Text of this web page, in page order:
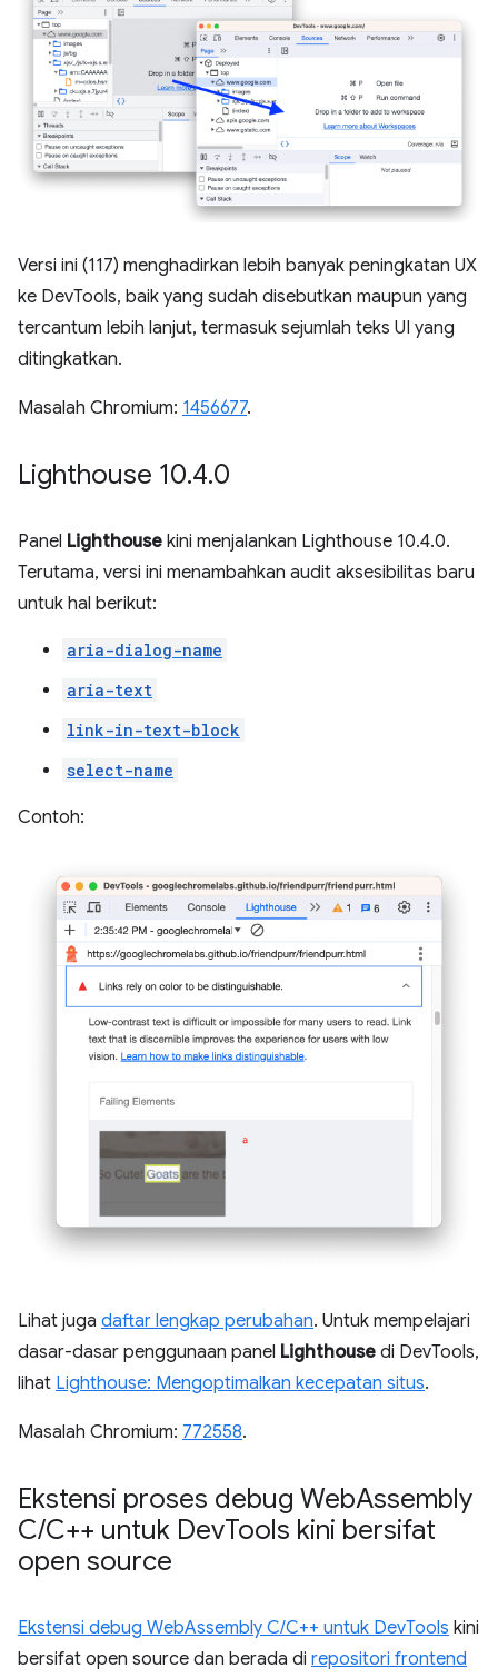
Versi ini (117) menghadirkan lebih banyak peningkatan UX
ke DevTools, baik yang sudah disebutkan maupun yang
tercantum lebih lanjut, termasuk sejumlah teks UI yang
ditingkatkan.
Masalah Chromium: 1456677.
Lighthouse 10.4.0
Panel Lighthouse kini menjalankan Lighthouse 10.4.0.
Terutama, versi ini menambahkan audit aksesibilitas baru
untuk hal berikut:
aria-dialog-name
aria-text
link-in-text-block
select-name
Contoh:
Lihat juga daftar lengkap perubahan. Untuk mempelajari
dasar-dasar penggunaan panel Lighthouse di DevTools,
lihat Lighthouse: Mengoptimalkan kecepatan situs.
Masalah Chromium: 772558.
Ekstensi proses debug WebAssembly
C/C++ untuk DevTools kini bersifat
open source
Ekstensi debug WebAssembly C/C++ untuk DevTools kini
bersifat open source dan berada di repositori frontend